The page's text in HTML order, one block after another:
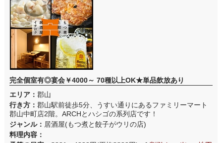
完全個室有◎宴会￥4000～ 70種以上OK★単品飲放あり
エリア： 郡山
行き方： 郡山駅前徒歩5分、うすい通りにあるファミリーマート
郡山中町店2階。ARCHとハシゴの系列店です！
ジャンル： 居酒屋(もつ煮と餃子がウリの店)
料理内容：